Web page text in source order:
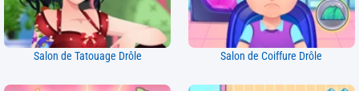
Salon de Tatouage Drôle Salon de Coiffure Drôle